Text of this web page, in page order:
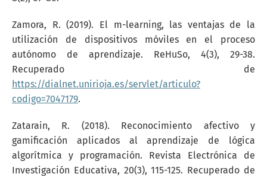
Zamora, R. (2019). El m-learning, las ventajas de la
utilización de dispositivos móviles en el proceso
autónomo de aprendizaje. ReHuSo, 4(3), 29-38.
Recuperado de
https://dialnet.unirioja.es/servlet/articulo?
codigo=7047179.
Zatarain, R. (2018). Reconocimiento afectivo y
gamificación aplicados al aprendizaje de lógica
algorítmica y programación. Revista Electrónica de
Investigación Educativa, 20(3), 115-125. Recuperado de